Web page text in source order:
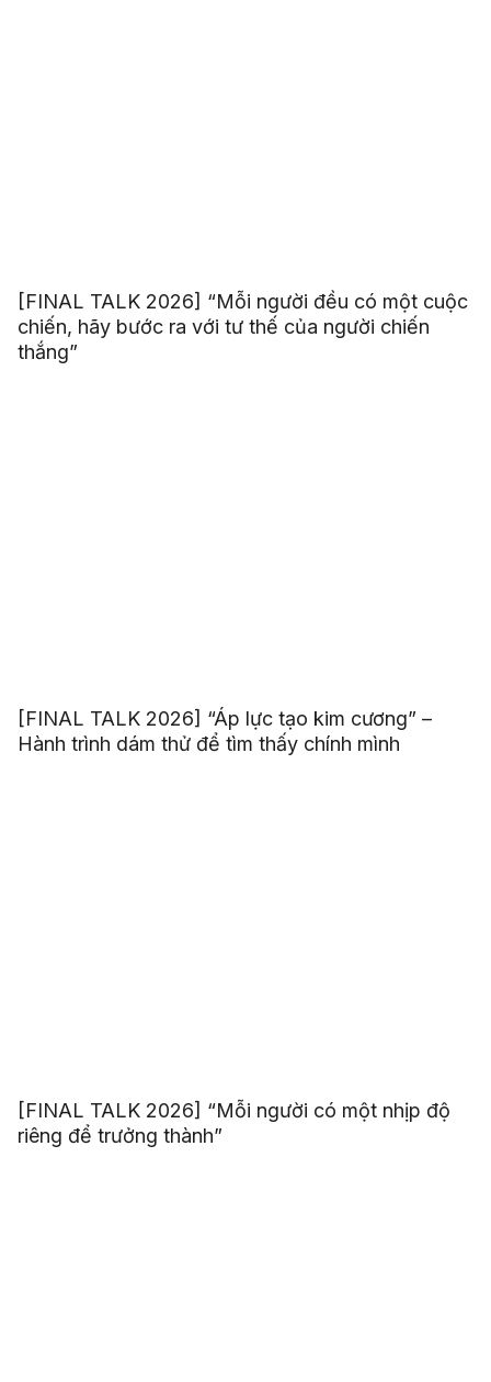
[FINAL TALK 2026] “Mỗi người đều có một cuộc
chiến, hãy bước ra với tư thế của người chiến
thắng”
[FINAL TALK 2026] “Áp lực tạo kim cương” –
Hành trình dám thử để tìm thấy chính mình
[FINAL TALK 2026] “Mỗi người có một nhịp độ
riêng để trưởng thành”